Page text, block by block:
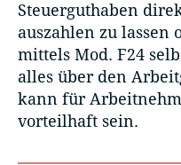
Steuerguthaben
auszahlen zu lassen
mittels Mod. F24
alles über den
kann für
vorteilhaft sein.